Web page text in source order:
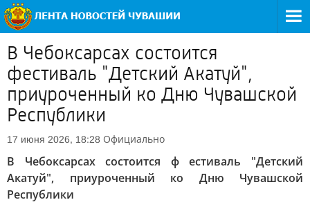
В Чебоксарсах состоится
фестиваль "Детский Акатуй",
приуроченный ко Дню Чувашской
Республики
17 июня 2026, 18:28 Официально
В Чебоксарсах состоится ф естиваль "Детский
Акатуй", приуроченный ко Дню Чувашской
Республики